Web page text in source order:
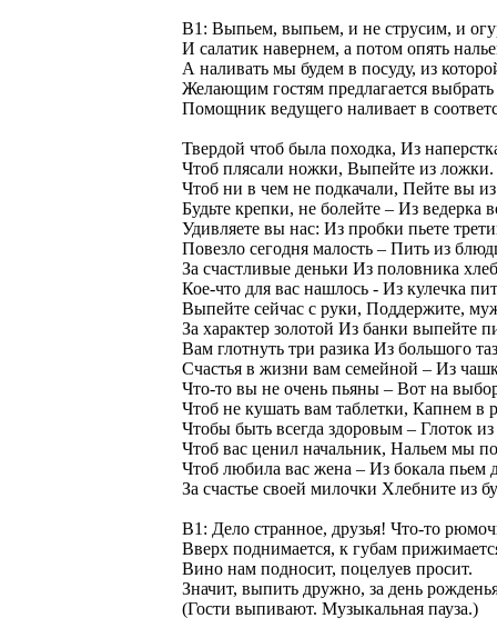
В1: Выпьем, выпьем, и не струсим, и
И салатик навернем, а потом опять
А наливать мы будем в посуду, из
Желающим гостям предлагается
Помощник ведущего наливает в
Твердой чтоб была походка, Из
Чтоб плясали ножки, Выпейте из ложки.
Чтоб ни в чем не подкачали, Пейте вы
Будьте крепки, не болейте – Из ведерка
Удивляете вы нас: Из пробки пьете
Повезло сегодня малость – Пить из
За счастливые деньки Из половника
Кое-что для вас нашлось - Из кулечка
Выпейте сейчас с руки, Поддержите,
За характер золотой Из банки выпейте
Вам глотнуть три разика Из большого
Счастья в жизни вам семейной – Из
Что-то вы не очень пьяны – Вот на
Чтоб не кушать вам таблетки, Капнем в
Чтобы быть всегда здоровым – Глоток
Чтоб вас ценил начальник, Нальем мы
Чтоб любила вас жена – Из бокала пьем
За счастье своей милочки Хлебните из
В1: Дело странное, друзья! Что-то
Вверх поднимается, к губам
Вино нам подносит, поцелуев просит.
Значит, выпить дружно, за день
(Гости выпивают. Музыкальная пауза.)